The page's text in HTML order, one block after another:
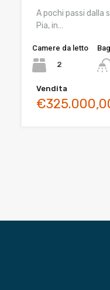
A pochi passi dalla
Pia, in…
Camere da letto
2
Vendita